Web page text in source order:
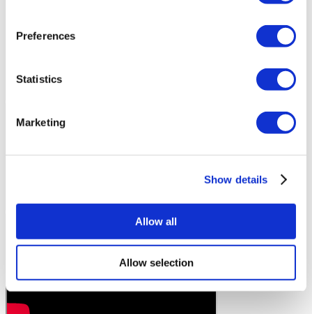
Preferences
Statistics
Marketing
Show details
Allow all
Allow selection